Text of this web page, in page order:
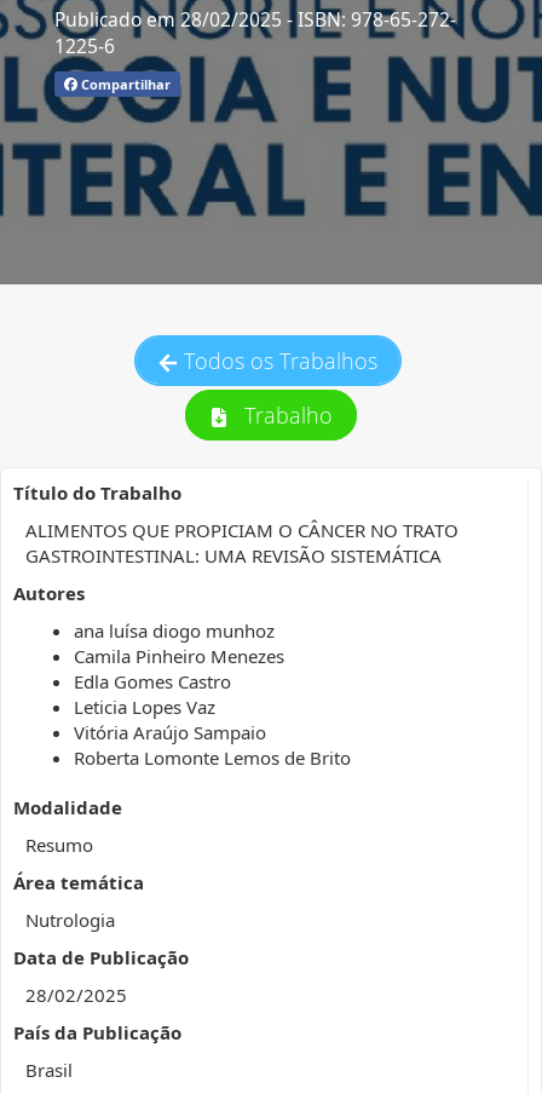
Publicado em 28/02/2025 - ISBN: 978-65-272-
1225-6
Compartilhar
Todos os Trabalhos
Trabalho
Título do Trabalho
ALIMENTOS QUE PROPICIAM O CÂNCER NO TRATO
GASTROINTESTINAL: UMA REVISÃO SISTEMÁTICA
Autores
ana luísa diogo munhoz
Camila Pinheiro Menezes
Edla Gomes Castro
Leticia Lopes Vaz
Vitória Araújo Sampaio
Roberta Lomonte Lemos de Brito
Modalidade
Resumo
Área temática
Nutrologia
Data de Publicação
28/02/2025
País da Publicação
Brasil